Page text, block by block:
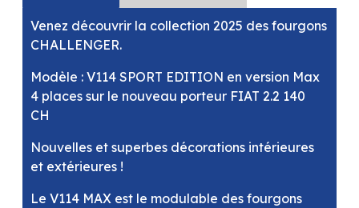
Venez découvrir la collection 2025 des fourgons
CHALLENGER.
Modèle : V114 SPORT EDITION en version Max
4 places sur le nouveau porteur FIAT 2.2 140
CH
Nouvelles et superbes décorations intérieures
et extérieures !
Le V114 MAX est le modulable des fourgons